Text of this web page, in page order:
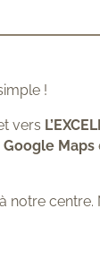
!
vers
Google Maps
notre